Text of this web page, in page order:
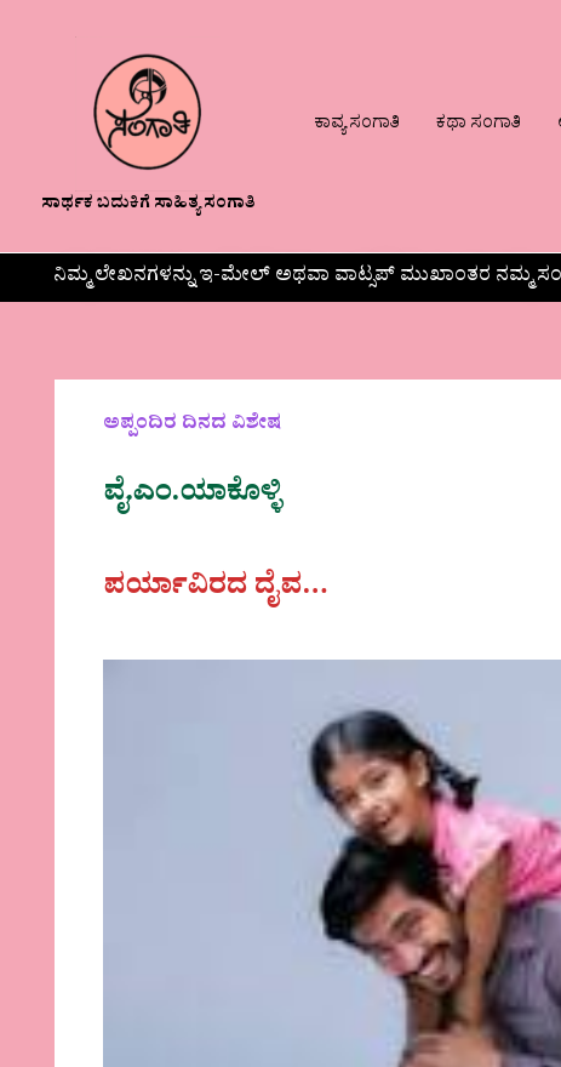
ಸಾರ್ಥಕ ಬದುಕಿಗೆ ಸಾಹಿತ್ಯ ಸಂಗಾತಿ
ಕಾವ್ಯ ಸಂಗಾತಿ ಕಥಾ ಸಂಗಾತಿ
ನಿಮ್ಮ ಲೇಖನಗಳನ್ನು ಇ-ಮೇಲ್ ಅಥವಾ ವಾಟ್ಸಪ್ ಮುಖಾಂತರ ನಮ್ಮ
ಅಪ್ಪಂದಿರ ದಿನದ ವಿಶೇಷ
ವೈ.ಎಂ.ಯಾಕೊಳ್ಳಿ
ಪರ್ಯಾವಿರದ ದೈವ…